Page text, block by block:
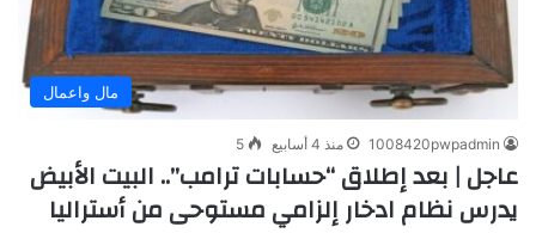
مال واعمال
1008420pwpadmin منذ 4 أسابيع 5
عاجل | بعد إطلاق “حسابات ترامب”.. البيت الأبيض
يدرس نظام ادخار إلزامي مستوحى من أستراليا